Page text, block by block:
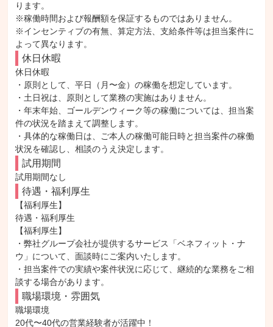
ります。
※稼働時間および報酬額を保証するものではありません。
※インセンティブの有無、算定方法、支給条件等は担当案件に
よって異なります。
休日休暇
休日休暇
・原則として、平日（月〜金）の稼働を想定しています。
・土日祝は、原則として業務の実施はありません。
・年末年始、ゴールデンウィーク等の稼働については、担当案
件の状況を踏まえて調整します。
・具体的な稼働日は、ご本人の稼働可能日時と担当案件の稼働
状況を確認し、相談のうえ決定します。
試用期間
試用期間なし
待遇・福利厚生
【福利厚生】
待遇・福利厚生
【福利厚生】
・弊社グループ会社が提供するサービス「ベネフィット・ナ
ウ」について、面談時にご案内いたします。
・担当案件での実績や案件状況に応じて、継続的な業務をご相
談する場合があります。
職場環境・雰囲気
職場環境
20代〜40代の営業経験者が活躍中！